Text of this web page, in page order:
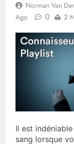
Norman Van
Ago
0 2
Il est
sang lorsque